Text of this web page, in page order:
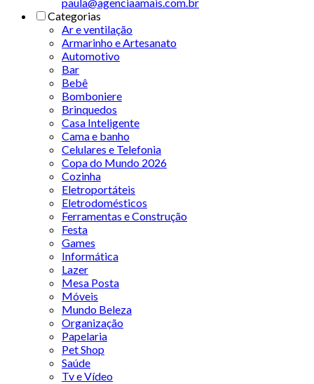
paula@agenciaamais.com.br
Categorias
Ar e ventilação
Armarinho e Artesanato
Automotivo
Bar
Bebê
Bomboniere
Brinquedos
Casa Inteligente
Cama e banho
Celulares e Telefonia
Copa do Mundo 2026
Cozinha
Eletroportáteis
Eletrodomésticos
Ferramentas e Construção
Festa
Games
Informática
Lazer
Mesa Posta
Móveis
Mundo Beleza
Organização
Papelaria
Pet Shop
Saúde
Tv e Vídeo